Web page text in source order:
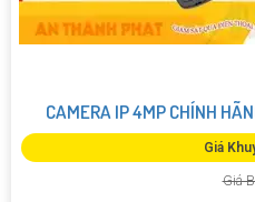
CAMERA IP 4MP CHÍNH
Giá
Giá